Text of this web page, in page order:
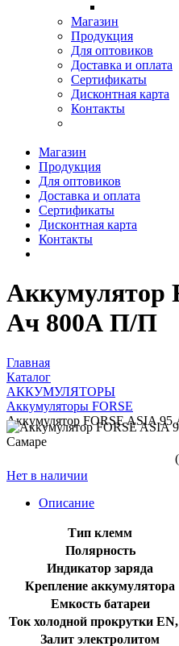
Магазин
Продукция
Для оптовиков
Доставка и оплата
Сертификаты
Дисконтная карта
Контакты
Магазин
Продукция
Для оптовиков
Доставка и оплата
Сертификаты
Дисконтная карта
Контакты
Аккумулятор
Ач 800А П/П
Главная
Каталог
АККУМУЛЯТОРЫ
Аккумуляторы FORSE
Аккумулятор FORSE ASIA
Нет в наличии
Описание
Тип клемм
Полярность
Индикатор заряда
Крепление аккумулятора
Емкость батареи
Ток холодной прокрутки
Залит электролитом